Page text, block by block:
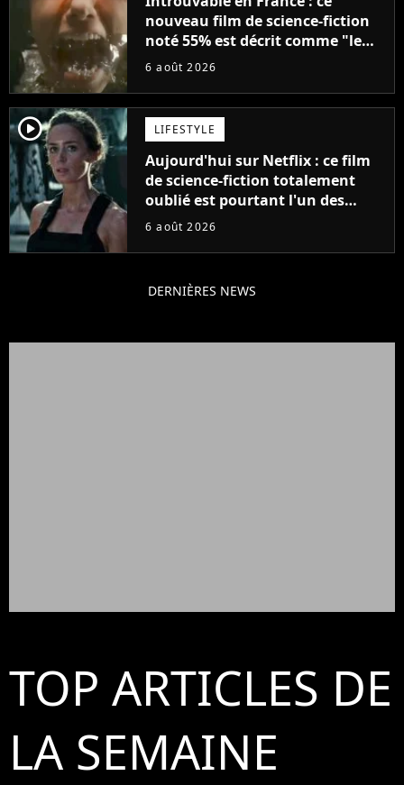
nouveau film de science-fiction
noté 55% est décrit comme "le
plus stupide de l'année"
6 août 2026
player2 LIFESTYLE
Aujourd'hui sur Netflix : ce film
de science-fiction totalement
oublié est pourtant l'un des
meilleurs des années 2010
6 août 2026
DERNIÈRES NEWS
TOP ARTICLES DE
LA SEMAINE